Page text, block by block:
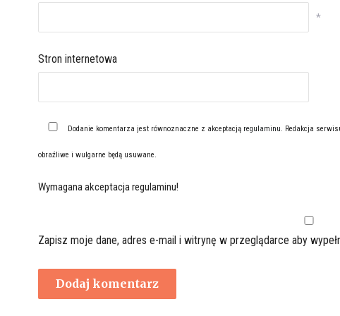
*
Stron internetowa
Dodanie komentarza jest równoznaczne z akceptacją regulaminu. Redakcja
obraźliwe i wulgarne będą usuwane.
Wymagana akceptacja regulaminu!
Zapisz moje dane, adres e-mail i witrynę w przeglądarce aby